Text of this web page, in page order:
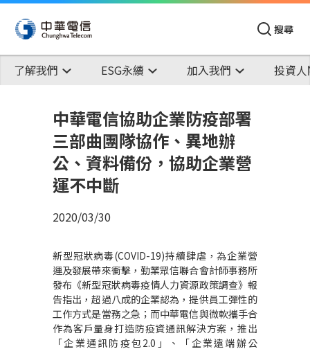
搜尋
了解我們 ESG永續 加入我們 投資
中華電信協助企業防疫部署
三部曲團隊協作、異地辦
公、資料備份，協助企業營
運不中斷
2020/03/30
新型冠狀病毒(COVID-19)持續肆虐，為企業營
運及發展帶來衝擊，勤業眾信聯合會計師事務所
發布《新型冠狀病毒疫情人力資源政策調查》報
告指出，超過八成的企業認為，提供員工彈性的
工作方式是當務之急；而中華電信與微軟攜手合
作為客戶量身打造防疫資通訊解決方案，推出
「企業通訊防疫包2.0 」、「企業遠端辦公